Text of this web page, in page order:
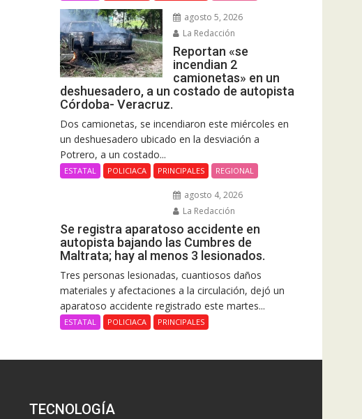
agosto 5, 2026
La Redacción
Reportan «se
incendian 2
camionetas» en un
deshuesadero, a un costado de autopista
Córdoba- Veracruz.
Dos camionetas, se incendiaron este miércoles en
un deshuesadero ubicado en la desviación a
Potrero, a un costado...
ESTATAL POLICIACA PRINCIPALES REGIONAL
agosto 4, 2026
La Redacción
Se registra aparatoso accidente en
autopista bajando las Cumbres de
Maltrata; hay al menos 3 lesionados.
Tres personas lesionadas, cuantiosos daños
materiales y afectaciones a la circulación, dejó un
aparatoso accidente registrado este martes...
ESTATAL POLICIACA PRINCIPALES
TECNOLOGÍA